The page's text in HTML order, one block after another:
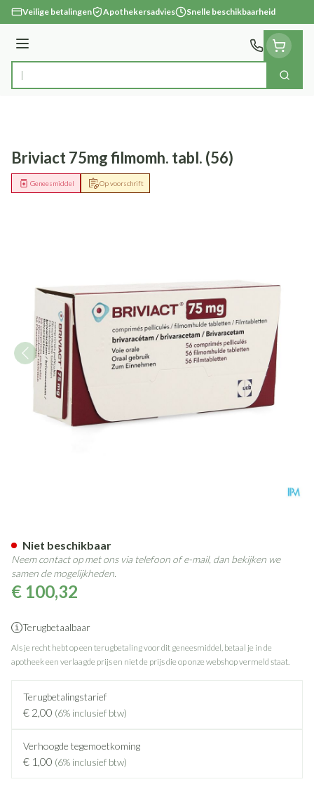
Ga naar de inhoud
Veilige betalingen Apothekersadvies Snelle beschikbaarheid
Menu
Product, merk, categorie... Zoek
Briviact 75mg filmomh. tabl. (56)
Op voorschrift
Geneesmiddel
€ 100,32
Terugbetaalbaar
Als je recht hebt op een terugbetaling voor dit geneesmiddel, betaal je in de
apotheek een verlaagde prijs en niet de prijs die op onze webshop vermeld staat.
Terugbetalingstarief
€ 2,00 (6% inclusief btw)
Verhoogde tegemoetkoming
€ 1,00 (6% inclusief btw)
Niet beschikbaar
Neem contact op met ons via telefoon of e-mail, dan bekijken we
samen de mogelijkheden.